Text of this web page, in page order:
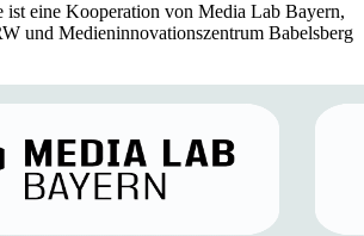
ist eine Kooperation von Media Lab Bayern,
und Medieninnovationszentrum Babelsberg